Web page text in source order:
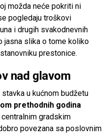
možda neće pokriti ni
pogledaju troškovi
i drugih svakodnevnih
jasna slika o tome koliko
prestonice.
nad glavom
u kućnom budžetu
prethodnih godina
gradskim
povezana sa poslovnim